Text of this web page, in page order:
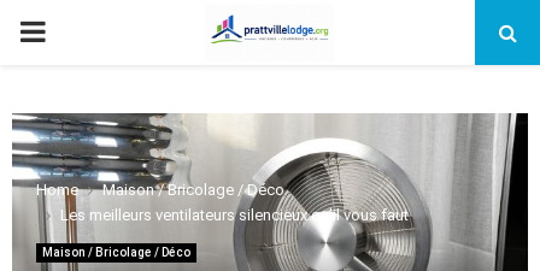
PRIMARY
Home
Maison / Bricolage / Déco
Les meilleurs ventilateurs silencieux qu’il vous faut
Maison / Bricolage / Déco